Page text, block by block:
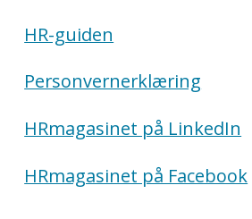
HR-guiden
Personvernerklæring
HRmagasinet på LinkedIn
HRmagasinet på Facebook